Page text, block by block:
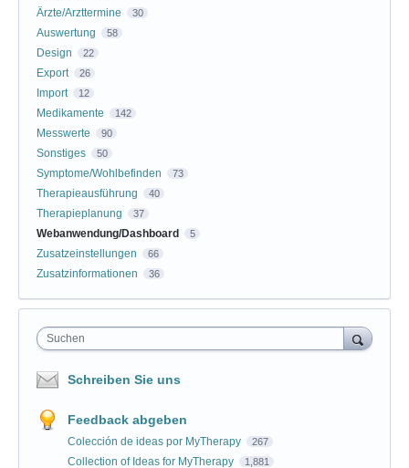
Ärzte/Arzttermine 30
Auswertung 58
Design 22
Export 26
Import 12
Medikamente 142
Messwerte 90
Sonstiges 50
Symptome/Wohlbefinden 73
Therapieausführung 40
Therapieplanung 37
Webanwendung/Dashboard 5
Zusatzeinstellungen 66
Zusatzinformationen 36
Suchen
Schreiben Sie uns
Feedback abgeben
Colección de ideas por MyTherapy 267
Collection of Ideas for MyTherapy 1,881